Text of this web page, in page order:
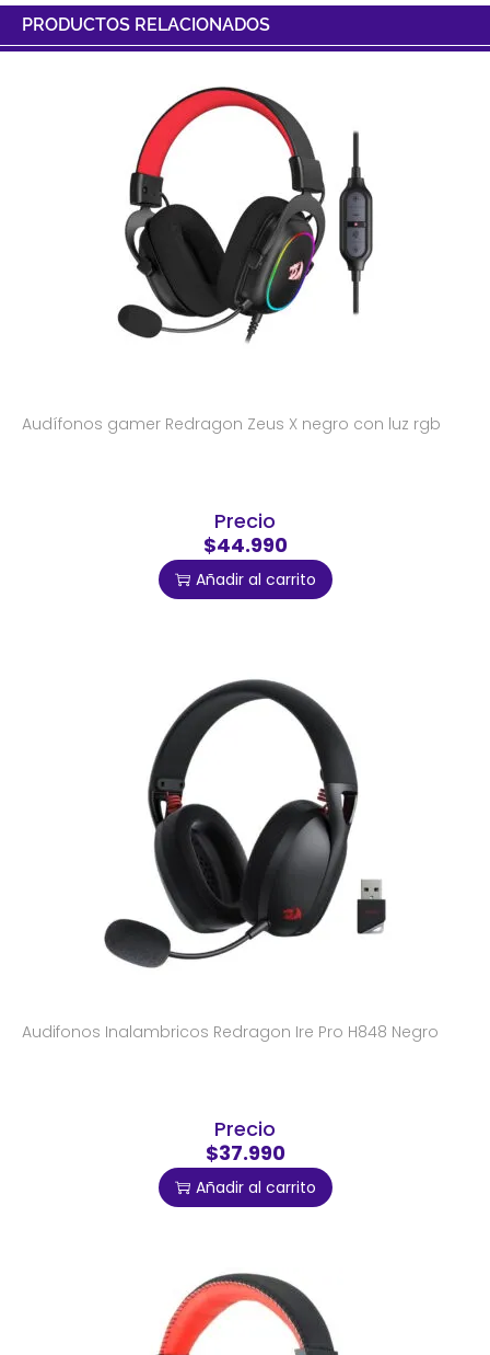
PRODUCTOS RELACIONADOS
Audífonos gamer Redragon Zeus X negro con luz rgb
Precio
$44.990
Añadir al carrito
Audifonos Inalambricos Redragon Ire Pro H848 Negro
Precio
$37.990
Añadir al carrito